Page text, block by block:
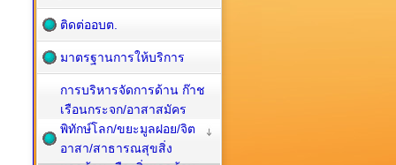
ติดต่ออบต.
มาตรฐานการให้บริการ
การบริหารจัดการด้าน ก๊าช
เรือนกระจก/อาสาสมัคร
พิทักษ์โลก/ขยะมูลฝอย/จิต
อาสา/สาธารณสุขสิ่ง